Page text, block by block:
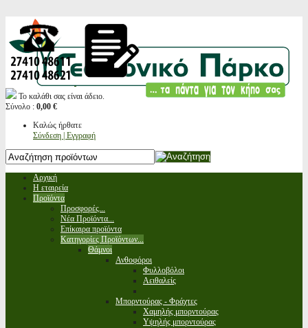
Το καλάθι σας είναι άδειο.
Σύνολο : 0,00 €
Καλώς ήρθατε
Σύνδεση | Εγγραφή
Αρχική
Η εταιρεία
Προϊόντα
Προσφορές...
Νέα Προϊόντα...
Επίκαιρα προϊόντα
Κατηγορίες Προϊόντων...
Θάμνοι
Ανθοφόροι
Φυλλοβόλοι
Αειθαλείς
Μπορντούρας - Φράχτες
Χαμηλής μπορντούρας
Υψηλής μπορντούρας